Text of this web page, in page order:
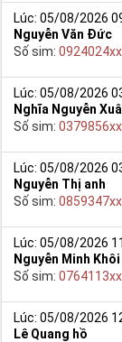
Lúc: 05/08/2026
Nguyễn Văn Đức
Số sim:
Lúc: 05/08/2026
Nghĩa Nguyễn
Số sim:
Lúc: 05/08/2026
Nguyễn Thị anh
Số sim:
Lúc: 05/08/2026
Nguyễn Minh Khôi
Số sim:
Lúc: 05/08/2026
Lê Quang hồ